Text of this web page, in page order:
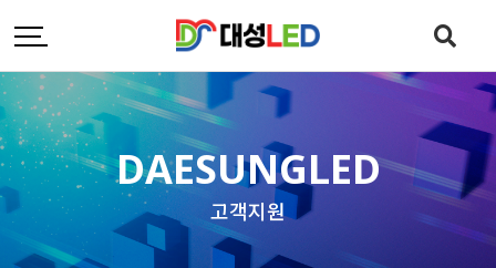
DAESUNGLED
고객지원